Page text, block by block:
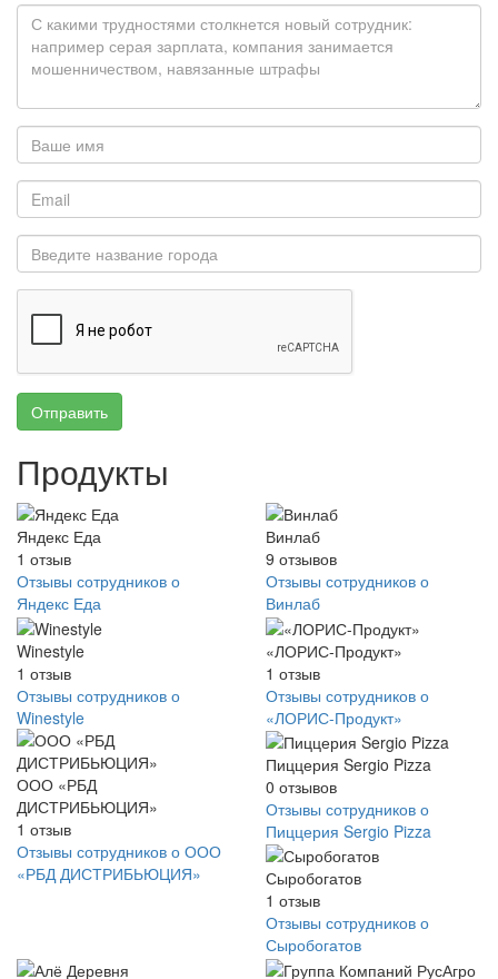
Отправить
Продукты
Яндекс Еда
1 отзыв
Отзывы сотрудников о
Яндекс Еда
Винлаб
9 отзывов
Отзывы сотрудников о
Винлаб
Winestyle
1 отзыв
Отзывы сотрудников о
Winestyle
«ЛОРИС-Продукт»
1 отзыв
Отзывы сотрудников о
«ЛОРИС-Продукт»
ООО «РБД
ДИСТРИБЬЮЦИЯ»
1 отзыв
Отзывы сотрудников о ООО
«РБД ДИСТРИБЬЮЦИЯ»
Пиццерия Sergio Pizza
0 отзывов
Отзывы сотрудников о
Пиццерия Sergio Pizza
Сыробогатов
1 отзыв
Отзывы сотрудников о
Сыробогатов